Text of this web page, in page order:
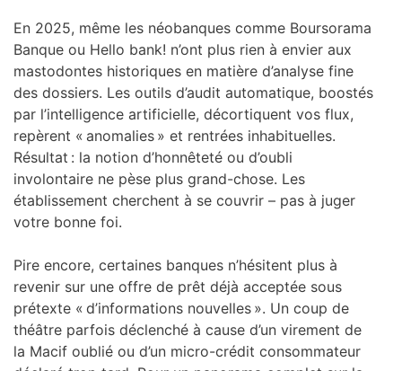
En 2025, même les néobanques comme Boursorama
Banque ou Hello bank! n’ont plus rien à envier aux
mastodontes historiques en matière d’analyse fine
des dossiers. Les outils d’audit automatique, boostés
par l’intelligence artificielle, décortiquent vos flux,
repèrent « anomalies » et rentrées inhabituelles.
Résultat : la notion d’honnêteté ou d’oubli
involontaire ne pèse plus grand-chose. Les
établissement cherchent à se couvrir – pas à juger
votre bonne foi.
Pire encore, certaines banques n’hésitent plus à
revenir sur une offre de prêt déjà acceptée sous
prétexte « d’informations nouvelles ». Un coup de
théâtre parfois déclenché à cause d’un virement de
la Macif oublié ou d’un micro-crédit consommateur